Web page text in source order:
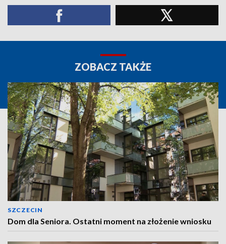
ZOBACZ TAKŻE
SZCZECIN
Dom dla Seniora. Ostatni moment na złożenie wniosku